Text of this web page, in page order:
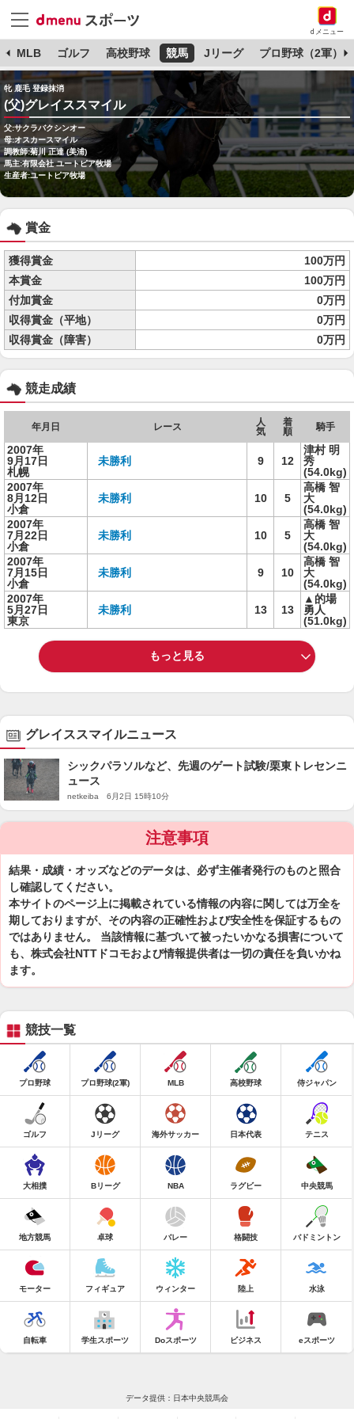
dメニュー
MLB ゴルフ 高校野球 競馬 Jリーグ プロ野球（2軍）
牝 鹿毛 登録抹消
(父)グレイススマイル
父:サクラバクシンオー
母:オスカースマイル
調教師:菊川 正達 (美浦)
馬主:有限会社 ユートピア牧場
生産者:ユートピア牧場
賞金
獲得賞金
100万円
本賞金
100万円
付加賞金
0万円
収得賞金（平地）
0万円
収得賞金（障害）
0万円
競走成績
年月日 レース
人
気
着
順
騎手
2007年
9月17日
札幌
未勝利 9 12
津村 明
秀
(54.0kg)
2007年
8月12日
小倉
未勝利 10 5
高橋 智
大
(54.0kg)
2007年
7月22日
小倉
未勝利 10 5
高橋 智
大
(54.0kg)
2007年
7月15日
小倉
未勝利 9 10
高橋 智
大
(54.0kg)
2007年
5月27日
東京
未勝利 13 13
▲的場
勇人
(51.0kg)
もっと見る
グレイススマイルニュース
シックパラソルなど、先週のゲート試験/栗東トレセンニ
ュース
netkeiba 6月2日 15時10分
注意事項
結果・成績・オッズなどのデータは、必ず主催者発行のものと照合
し確認してください。
本サイトのページ上に掲載されている情報の内容に関しては万全を
期しておりますが、その内容の正確性および安全性を保証するもの
ではありません。 当該情報に基づいて被ったいかなる損害について
も、株式会社NTTドコモおよび情報提供者は一切の責任を負いかね
ます。
競技一覧
プロ野球 プロ野球(2軍) MLB 高校野球 侍ジャパン
ゴルフ Jリーグ 海外サッカー 日本代表 テニス
大相撲 Bリーグ NBA ラグビー 中央競馬
地方競馬 卓球 バレー 格闘技 バドミントン
モーター フィギュア ウィンター 陸上 水泳
自転車 学生スポーツ Doスポーツ ビジネス eスポーツ
データ提供：日本中央競馬会